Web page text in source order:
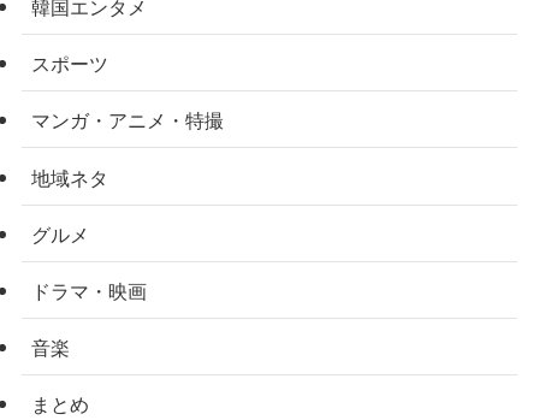
韓国エンタメ
スポーツ
マンガ・アニメ・特撮
地域ネタ
グルメ
ドラマ・映画
音楽
まとめ